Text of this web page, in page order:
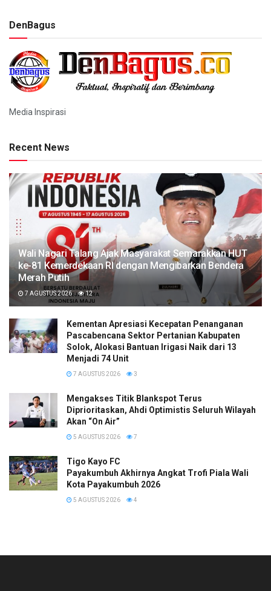
DenBagus
Media Inspirasi
Recent News
Wali Nagari Talang Ajak Masyarakat Semarakkan HUT
ke-81 Kemerdekaan RI dengan Mengibarkan Bendera
Merah Putih
7 AGUSTUS 2026 12
Kementan Apresiasi Kecepatan Penanganan
Pascabencana Sektor Pertanian Kabupaten
Solok, Alokasi Bantuan Irigasi Naik dari 13
Menjadi 74 Unit
7 AGUSTUS 2026 3
Mengakses Titik Blankspot Terus
Diprioritaskan, Ahdi Optimistis Seluruh Wilayah
Akan “On Air”
5 AGUSTUS 2026 7
Tigo Kayo FC
Payakumbuh Akhirnya Angkat Trofi Piala Wali
Kota Payakumbuh 2026
5 AGUSTUS 2026 4